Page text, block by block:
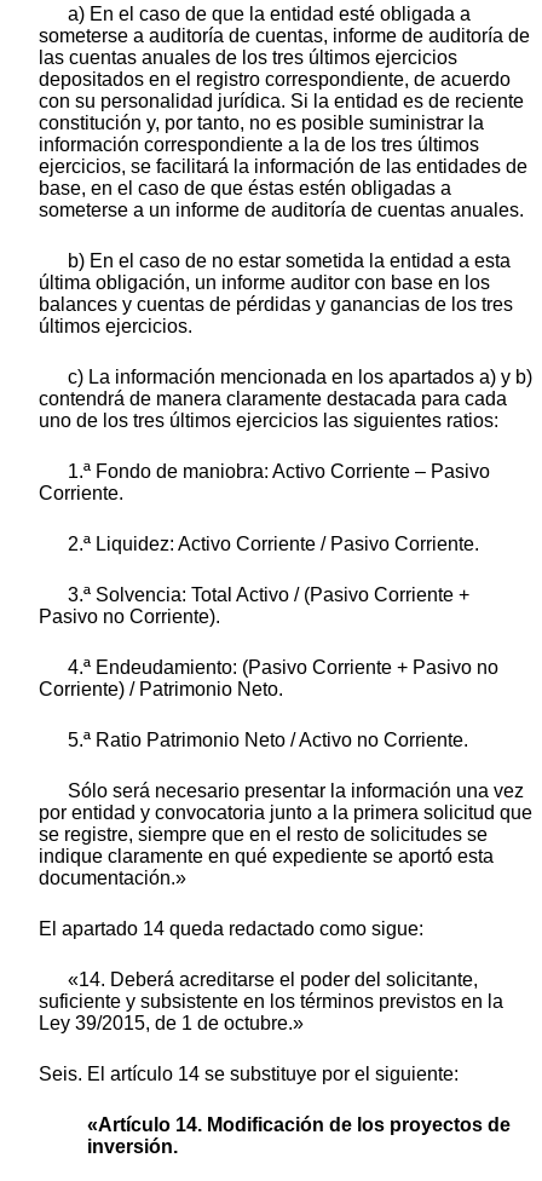
a) En el caso de que la entidad esté obligada a
someterse a auditoría de cuentas, informe de auditoría de
las cuentas anuales de los tres últimos ejercicios
depositados en el registro correspondiente, de acuerdo
con su personalidad jurídica. Si la entidad es de reciente
constitución y, por tanto, no es posible suministrar la
información correspondiente a la de los tres últimos
ejercicios, se facilitará la información de las entidades de
base, en el caso de que éstas estén obligadas a
someterse a un informe de auditoría de cuentas anuales.
b) En el caso de no estar sometida la entidad a esta
última obligación, un informe auditor con base en los
balances y cuentas de pérdidas y ganancias de los tres
últimos ejercicios.
c) La información mencionada en los apartados a) y b)
contendrá de manera claramente destacada para cada
uno de los tres últimos ejercicios las siguientes ratios:
1.ª Fondo de maniobra: Activo Corriente – Pasivo
Corriente.
2.ª Liquidez: Activo Corriente / Pasivo Corriente.
3.ª Solvencia: Total Activo / (Pasivo Corriente +
Pasivo no Corriente).
4.ª Endeudamiento: (Pasivo Corriente + Pasivo no
Corriente) / Patrimonio Neto.
5.ª Ratio Patrimonio Neto / Activo no Corriente.
Sólo será necesario presentar la información una vez
por entidad y convocatoria junto a la primera solicitud que
se registre, siempre que en el resto de solicitudes se
indique claramente en qué expediente se aportó esta
documentación.»
El apartado 14 queda redactado como sigue:
«14. Deberá acreditarse el poder del solicitante,
suficiente y subsistente en los términos previstos en la
Ley 39/2015, de 1 de octubre.»
Seis. El artículo 14 se substituye por el siguiente:
«Artículo 14. Modificación de los proyectos de
inversión.